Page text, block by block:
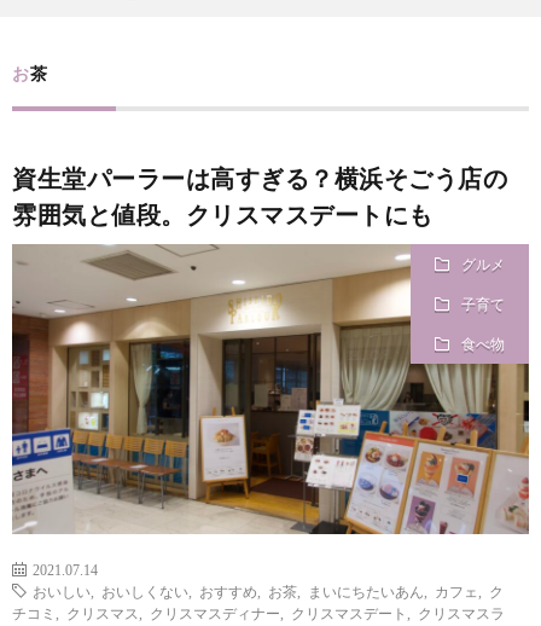
r
o
f
T
a
i
a
お
問
せ
お茶
資生堂パーラーは高すぎる？横浜そごう店の
雰囲気と値段。クリスマスデートにも
グルメ
子育て
食べ物
2021.07.14
おいしい
おいしくない おすすめ お茶 まいにちたいあん カフェ
ク
チコミ
クリスマス クリスマスディナー クリスマスデート
クリスマスラ